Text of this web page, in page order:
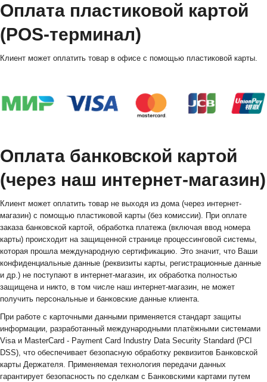
Оплата пластиковой картой
(POS-терминал)
Клиент может оплатить товар в офисе с помощью пластиковой карты.
Оплата банковской картой
(через наш интернет-магазин)
Клиент может оплатить товар не выходя из дома (через интернет-
магазин) с помощью пластиковой карты (без комиссии). При оплате
заказа банковской картой, обработка платежа (включая ввод номера
карты) происходит на защищенной странице процессинговой системы,
которая прошла международную сертификацию. Это значит, что Ваши
конфиденциальные данные (реквизиты карты, регистрационные данные
и др.) не поступают в интернет-магазин, их обработка полностью
защищена и никто, в том числе наш интернет-магазин, не может
получить персональные и банковские данные клиента.
При работе с карточными данными применяется стандарт защиты
информации, разработанный международными платёжными системами
Visa и MasterCard - Payment Card Industry Data Security Standard (PCI
DSS), что обеспечивает безопасную обработку реквизитов Банковской
карты Держателя. Применяемая технология передачи данных
гарантирует безопасность по сделкам с Банковскими картами путем